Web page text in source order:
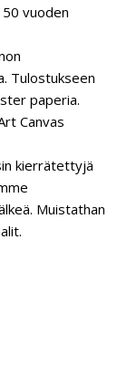
vuoden
Tulostukseen
paperia.
Canvas
kierrätettyjä
Muistathan